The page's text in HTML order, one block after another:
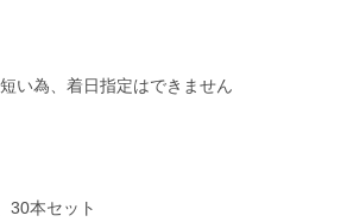
い為、着日指定はできません
30本セット